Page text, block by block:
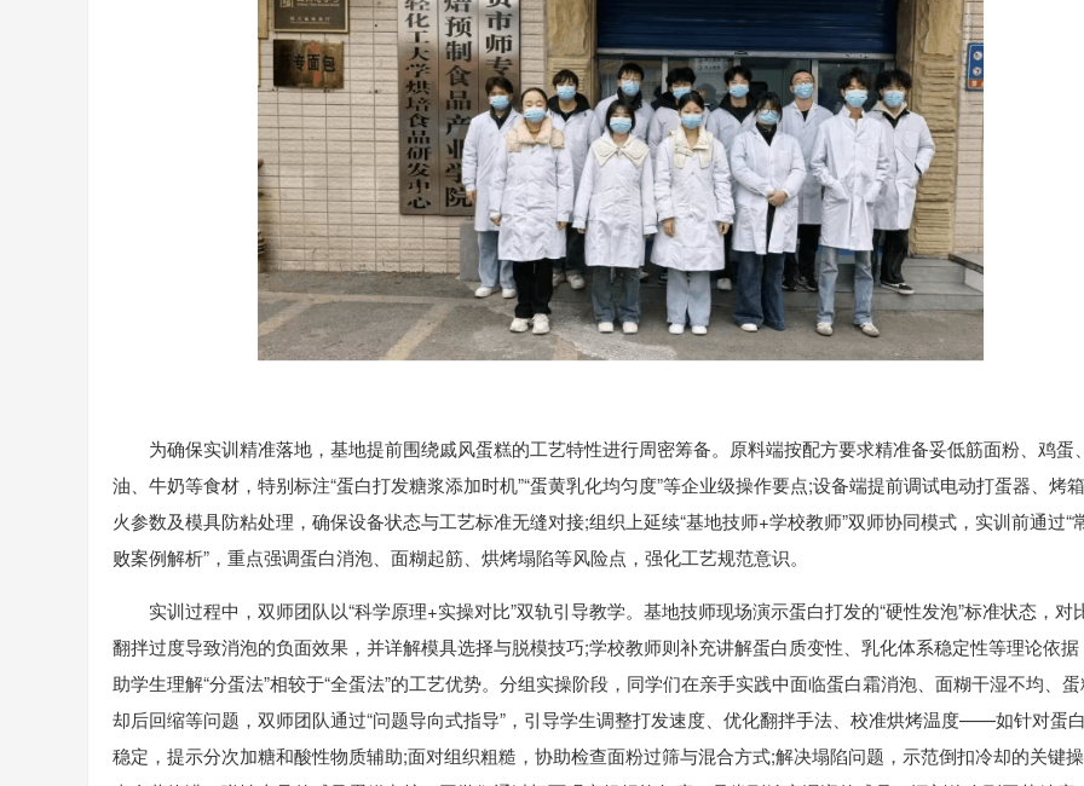
为确保实训精准落地，基地提前围绕戚风蛋糕的工艺特性进行周密筹备。原料端按配方要求精准备妥低筋面粉、鸡蛋
油、牛奶等食材，特别标注“蛋白打发糖浆添加时机”“蛋黄乳化均匀度”等企业级操作要点;设备端提前调试电动打蛋器、烤
火参数及模具防粘处理，确保设备状态与工艺标准无缝对接;组织上延续“基地技师+学校教师”双师协同模式，实训前通过“
败案例解析”，重点强调蛋白消泡、面糊起筋、烘烤塌陷等风险点，强化工艺规范意识。
实训过程中，双师团队以“科学原理+实操对比”双轨引导教学。基地技师现场演示蛋白打发的“硬性发泡”标准状态，对
翻拌过度导致消泡的负面效果，并详解模具选择与脱模技巧;学校教师则补充讲解蛋白质变性、乳化体系稳定性等理论依据
助学生理解“分蛋法”相较于“全蛋法”的工艺优势。分组实操阶段，同学们在亲手实践中面临蛋白霜消泡、面糊干湿不均、
却后回缩等问题，双师团队通过“问题导向式指导”，引导学生调整打发速度、优化翻拌手法、校准烘烤温度——如针对蛋
稳定，提示分次加糖和酸性物质辅助;面对组织粗糙，协助检查面粉过筛与混合方式;解决塌陷问题，示范倒扣冷却的关键操